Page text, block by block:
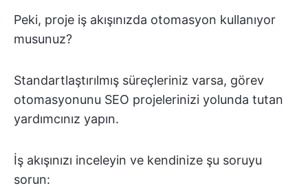
Peki, proje iş akışınızda otomasyon kullanıyor
musunuz?
Standartlaştırılmış süreçleriniz varsa, görev
otomasyonunu SEO projelerinizi yolunda tutan
yardımcınız yapın.
İş akışınızı inceleyin ve kendinize şu soruyu
sorun: